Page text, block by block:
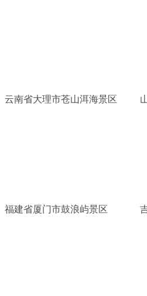
云南省大理市苍山洱海景区
福建省厦门市鼓浪屿景区